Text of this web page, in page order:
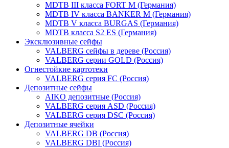
MDTB III класса FORT M (Германия)
MDTB IV класса BANKER M (Германия)
MDTB V класса BURGAS (Германия)
MDTB класса S2 ES (Германия)
Эксклюзивные сейфы
VALBERG сейфы в дереве (Россия)
VALBERG серии GOLD (Россия)
Огнестойкие картотеки
VALBERG серия FC (Россия)
Депозитные сейфы
AIKO депозитные (Россия)
VALBERG серия ASD (Россия)
VALBERG серия DSC (Россия)
Депозитные ячейки
VALBERG DB (Россия)
VALBERG DBI (Россия)